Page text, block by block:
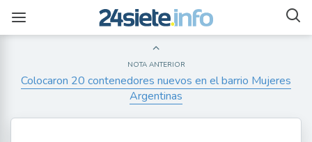
NOTA ANTERIOR
Colocaron 20 contenedores nuevos en el barrio Mujeres
Argentinas